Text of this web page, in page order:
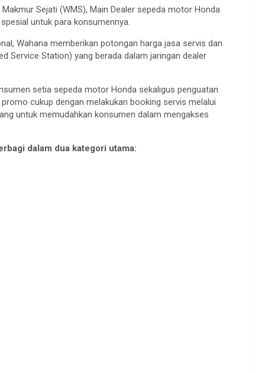
Makmur Sejati (WMS), Main Dealer sepeda motor Honda
spesial untuk para konsumennya.
Wahana memberikan potongan harga jasa servis dan
Service Station) yang berada dalam jaringan dealer
setia sepeda motor Honda sekaligus penguatan
promo cukup dengan melakukan booking servis melalui
untuk memudahkan konsumen dalam mengakses
dalam dua kategori utama: